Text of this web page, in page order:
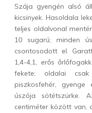
Szája gyengén alsó
kicsinyek. Hasoldala
teljes oldalvonal
10 sugarú; minden
csontosodott el.
1,4-4,1, erős
fekete; oldalai csak
piszkosfehér, gyenge
úszója sötétszürke.
centiméter között van,